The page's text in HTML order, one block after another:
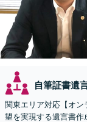
自筆証書遺
関東エリア対応【オ
望を実現する遺言書作